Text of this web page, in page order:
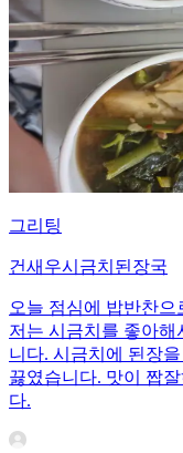
그리팅
건새우시금치된장국
오늘 점심에 밥반찬
저는 시금치를 좋아
니다. 시금치에 된장
끓였습니다. 맛이 짭
다.